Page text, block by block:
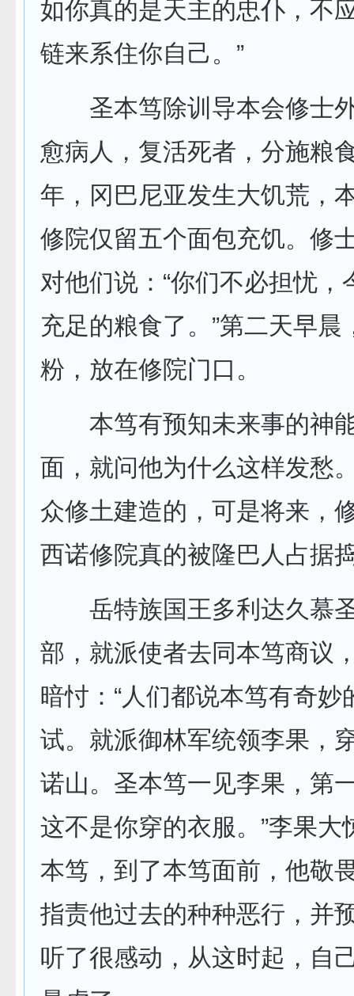
如你真的是天主的忠仆，不
链来系住你自己。”
圣本笃除训导本会修士外
愈病人，复活死者，分施粮
年，冈巴尼亚发生大饥荒，
修院仅留五个面包充饥。修
对他们说：“你们不必担忧
充足的粮食了。”第二天早
粉，放在修院门口。
本笃有预知未来事的神能
面，就问他为什么这样发愁
众修土建造的，可是将来，
西诺修院真的被隆巴人占据
岳特族国王多利达久慕圣
部，就派使者去同本笃商议
暗忖：“人们都说本笃有奇
试。就派御林军统领李果，
诺山。圣本笃一见李果，第
这不是你穿的衣服。”李果
本笃，到了本笃面前，他敬
指责他过去的种种恶行，并
听了很感动，从这时起，自